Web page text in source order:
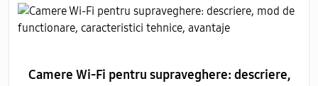
Camere Wi-Fi pentru supraveghere: descriere,